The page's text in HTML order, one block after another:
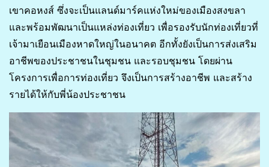
เขาคอหงส์ ซึ่งจะเป็นแลนด์มาร์คแห่งใหม่ของเมืองสงขลา
และพร้อมพัฒนาเป็นแหล่งท่องเที่ยว เพื่อรองรับนักท่องเที่ยวที่
เจ้ามาเยือนเมืองหาดใหญ่ในอนาคต อีกทั้งยังเป็นการส่งเสริม
อาชีพของประชาชนในชุมชน และรอบชุมชน โดยผ่าน
โครงการเพื่อการท่องเที่ยว จึงเป็นการสร้างอาชีพ และสร้าง
รายได้ให้กับพี่น้องประชาชน